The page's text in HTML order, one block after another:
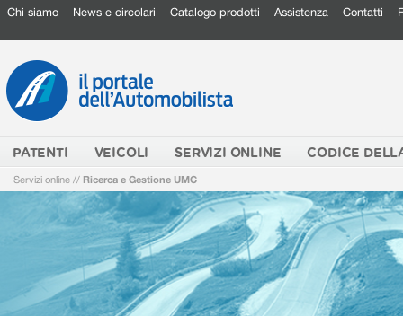
Chi siamo News e circolari Catalogo prodotti Assistenza Contatti
PATENTI VEICOLI SERVIZI ONLINE CODICE
Servizi online // Ricerca e Gestione UMC